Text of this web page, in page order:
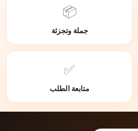
📦
جملة وتجزئة
✅
متابعة الطلب